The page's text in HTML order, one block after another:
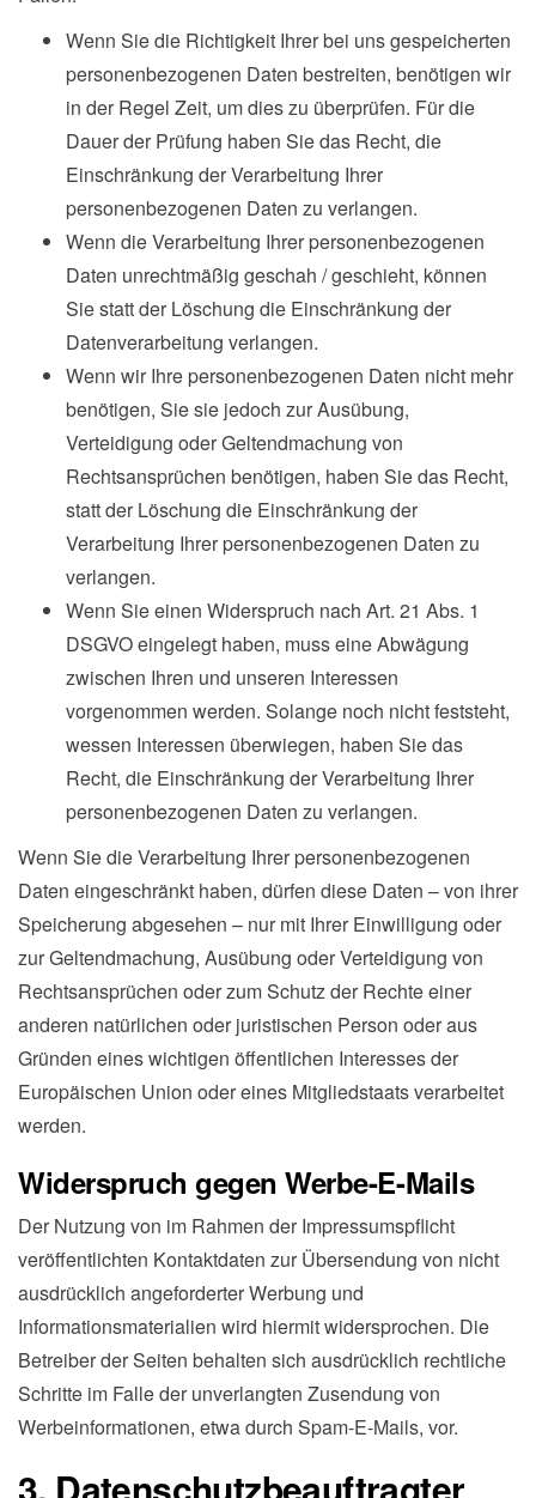
Wenn Sie die Richtigkeit Ihrer bei uns gespeicherten
personenbezogenen Daten bestreiten, benötigen wir
in der Regel Zeit, um dies zu überprüfen. Für die
Dauer der Prüfung haben Sie das Recht, die
Einschränkung der Verarbeitung Ihrer
personenbezogenen Daten zu verlangen.
Wenn die Verarbeitung Ihrer personenbezogenen
Daten unrechtmäßig geschah / geschieht, können
Sie statt der Löschung die Einschränkung der
Datenverarbeitung verlangen.
Wenn wir Ihre personenbezogenen Daten nicht mehr
benötigen, Sie sie jedoch zur Ausübung,
Verteidigung oder Geltendmachung von
Rechtsansprüchen benötigen, haben Sie das Recht,
statt der Löschung die Einschränkung der
Verarbeitung Ihrer personenbezogenen Daten zu
verlangen.
Wenn Sie einen Widerspruch nach Art. 21 Abs. 1
DSGVO eingelegt haben, muss eine Abwägung
zwischen Ihren und unseren Interessen
vorgenommen werden. Solange noch nicht feststeht,
wessen Interessen überwiegen, haben Sie das
Recht, die Einschränkung der Verarbeitung Ihrer
personenbezogenen Daten zu verlangen.
Wenn Sie die Verarbeitung Ihrer personenbezogenen
Daten eingeschränkt haben, dürfen diese Daten – von ihrer
Speicherung abgesehen – nur mit Ihrer Einwilligung oder
zur Geltendmachung, Ausübung oder Verteidigung von
Rechtsansprüchen oder zum Schutz der Rechte einer
anderen natürlichen oder juristischen Person oder aus
Gründen eines wichtigen öffentlichen Interesses der
Europäischen Union oder eines Mitgliedstaats verarbeitet
werden.
Widerspruch gegen Werbe-E-Mails
Der Nutzung von im Rahmen der Impressumspflicht
veröffentlichten Kontaktdaten zur Übersendung von nicht
ausdrücklich angeforderter Werbung und
Informationsmaterialien wird hiermit widersprochen. Die
Betreiber der Seiten behalten sich ausdrücklich rechtliche
Schritte im Falle der unverlangten Zusendung von
Werbeinformationen, etwa durch Spam-E-Mails, vor.